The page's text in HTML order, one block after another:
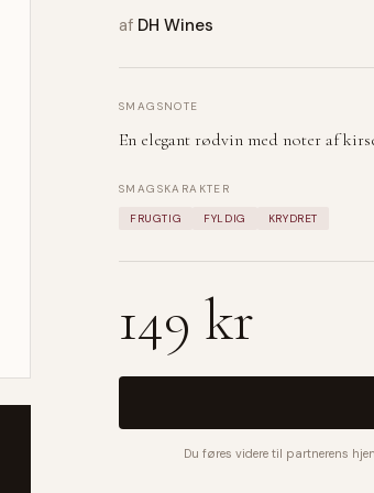
af DH Wines
SMAGSNOTE
En elegant rødvin med noter af
SMAGSKARAKTER
FRUGTIG FYLDIG KRYDRET
149 kr
Du føres videre til partnerens